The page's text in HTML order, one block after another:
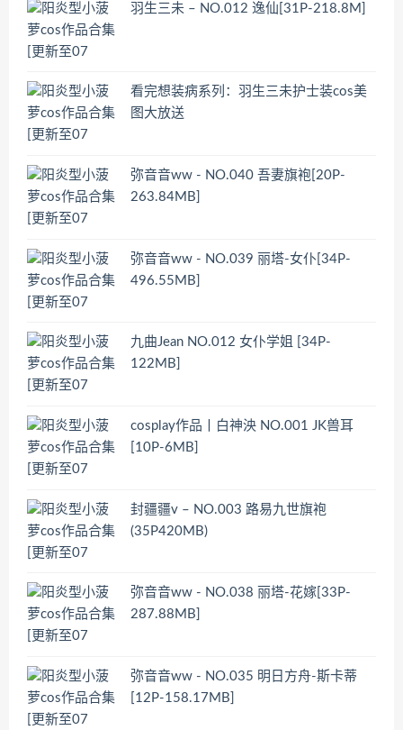
羽生三未 – NO.012 逸仙[31P-218.8M]
看完想装病系列：羽生三未护士装cos美
图大放送
弥音音ww - NO.040 吾妻旗袍[20P-
263.84MB]
弥音音ww - NO.039 丽塔-女仆[34P-
496.55MB]
九曲Jean NO.012 女仆学姐 [34P-
122MB]
cosplay作品丨白神泱 NO.001 JK兽耳
[10P-6MB]
封疆疆v – NO.003 路易九世旗袍
(35P420MB)
弥音音ww - NO.038 丽塔-花嫁[33P-
287.88MB]
弥音音ww - NO.035 明日方舟-斯卡蒂
[12P-158.17MB]